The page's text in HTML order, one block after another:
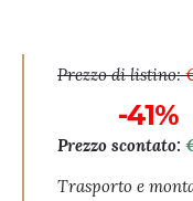
Prezzo di listino:
-41%
Prezzo scontato:
Trasporto e